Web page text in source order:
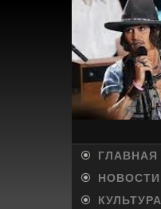
ГЛАВНАЯ
НОВОСТИ
КУЛЬТУРА